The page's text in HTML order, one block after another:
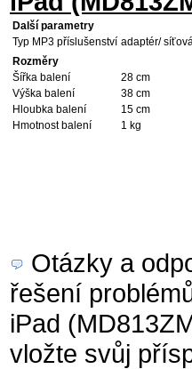
Další parametry
Typ MP3 příslušenství adaptér/
Rozměry
Šířka balení
28 cm
Výška balení
38 cm
Hloubka balení
15 cm
Hmotnost balení
1 kg
Otázky a
řešení
iPad
vložte svůj